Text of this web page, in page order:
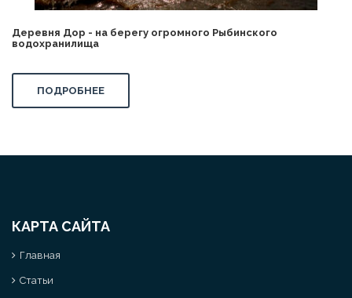
Деревня Дор - на берегу огромного Рыбинского
водохранилища
ПОДРОБНЕЕ
КАРТА САЙТА
Главная
Статьи